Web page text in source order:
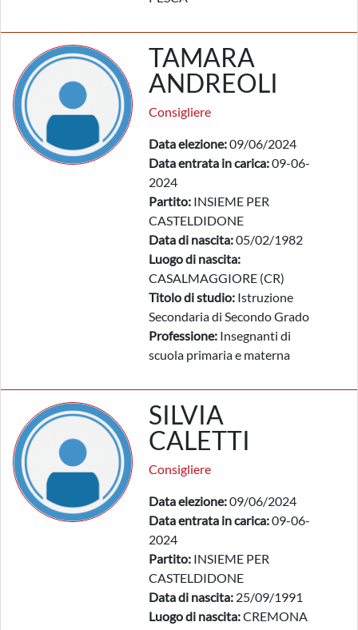
TAMARA
ANDREOLI
Consigliere
Data elezione:09/06/2024
Data entrata in carica:09-06-
2024
Partito: INSIEME PER
CASTELDIDONE
Data di nascita:05/02/1982
Luogo di nascita:
CASALMAGGIORE (CR)
Titolo di studio: Istruzione
Secondaria di Secondo Grado
Professione: Insegnanti di
scuola primaria e materna
SILVIA
CALETTI
Consigliere
Data elezione:09/06/2024
Data entrata in carica:09-06-
2024
Partito: INSIEME PER
CASTELDIDONE
Data di nascita: 25/09/1991
Luogo di nascita:CREMONA